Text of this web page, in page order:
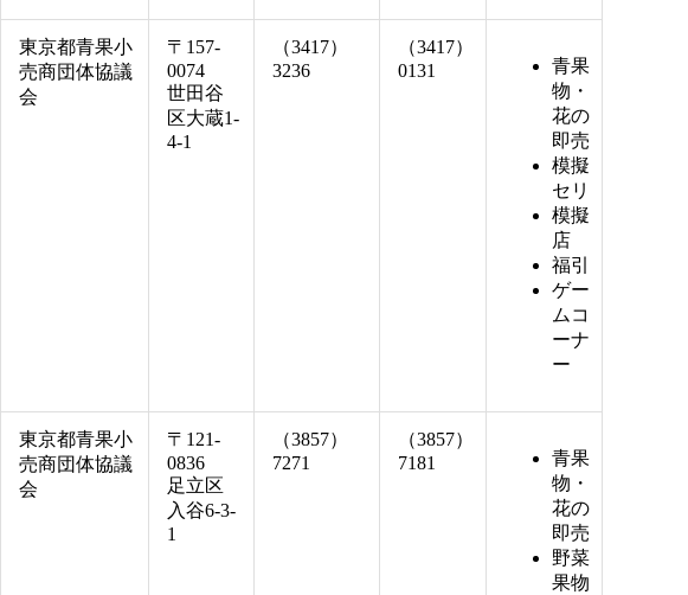
東京都青果小
売商団体協議
会
〒157-
0074
世田谷
区大蔵1-
4-1
（3417）
3236
（3417）
0131
青果
物・
花の
即売
模擬
セリ
模擬
店
福引
ゲー
ムコ
ーナ
ー
東京都青果小
売商団体協議
会
〒121-
0836
足立区
入谷6-3-
1
（3857）
7271
（3857）
7181
青果
物・
花の
即売
野菜
果物